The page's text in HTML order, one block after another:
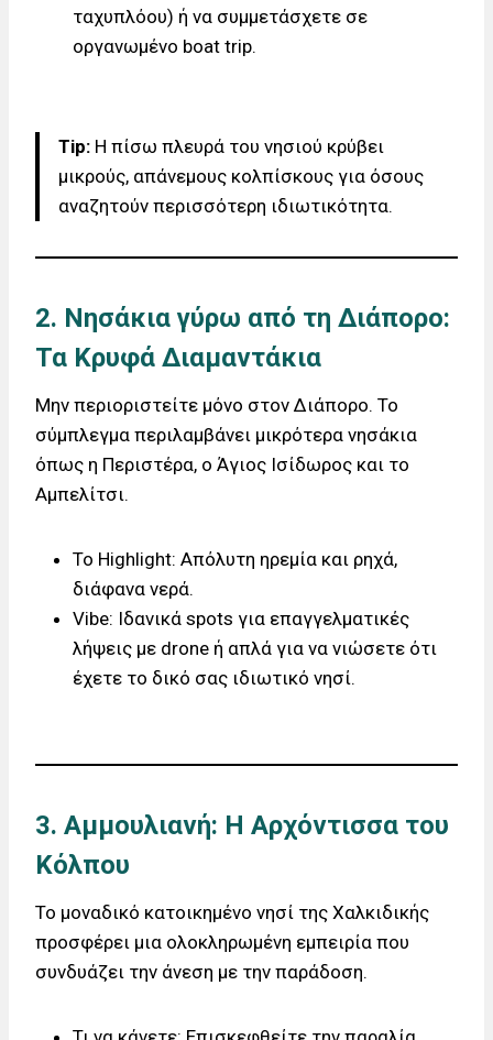
ταχυπλόου) ή να συμμετάσχετε σε
οργανωμένο boat trip.
Tip: Η πίσω πλευρά του νησιού κρύβει
μικρούς, απάνεμους κολπίσκους για όσους
αναζητούν περισσότερη ιδιωτικότητα.
2. Νησάκια γύρω από τη Διάπορο:
Τα Κρυφά Διαμαντάκια
Μην περιοριστείτε μόνο στον Διάπορο. Το
σύμπλεγμα περιλαμβάνει μικρότερα νησάκια
όπως η Περιστέρα, ο Άγιος Ισίδωρος και το
Αμπελίτσι.
Το Highlight: Απόλυτη ηρεμία και ρηχά,
διάφανα νερά.
Vibe: Ιδανικά spots για επαγγελματικές
λήψεις με drone ή απλά για να νιώσετε ότι
έχετε το δικό σας ιδιωτικό νησί.
3. Αμμουλιανή: Η Αρχόντισσα του
Κόλπου
Το μοναδικό κατοικημένο νησί της Χαλκιδικής
προσφέρει μια ολοκληρωμένη εμπειρία που
συνδυάζει την άνεση με την παράδοση.